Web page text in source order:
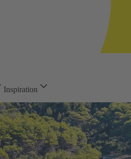
Inspiration